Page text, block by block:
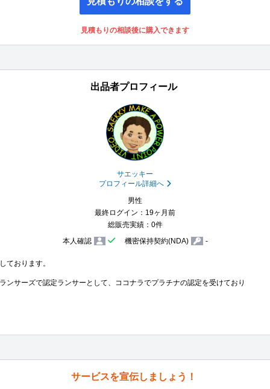
見積もりの相談後に購入できます
出品者プロフィール
サエッキー
プロフィール詳細へ
男性
最終ログイン：19ヶ月前
総販売実績：0件
本人確認
機密保持契約(NDA) -
ております。
ンサーズで認定ランサーとして、ココナラでプラチナの認定を受けており
サービスを宣伝しましょう！